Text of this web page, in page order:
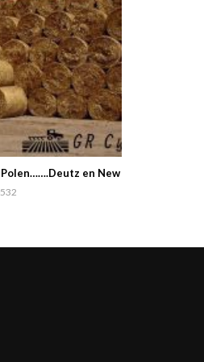
en New Holland ..